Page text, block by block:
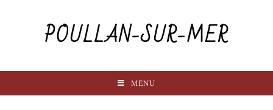
POULLAN-SUR-MER
MENU